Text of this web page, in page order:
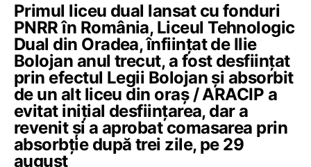
Primul liceu dual lansat cu fonduri
PNRR în România, Liceul Tehnologic
Dual din Oradea, înființat de Ilie
Bolojan anul trecut, a fost desființat
prin efectul Legii Bolojan și absorbit
de un alt liceu din oraș / ARACIP a
evitat inițial desființarea, dar a
revenit și a aprobat comasarea prin
absorbție după trei zile, pe 29
august